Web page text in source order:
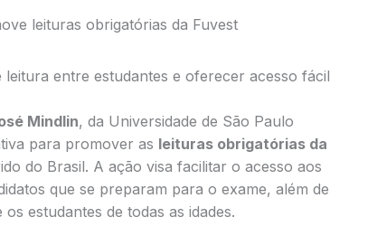
leituras obrigatórias da Fuvest
entre estudantes e oferecer acesso fácil
Mindlin, da Universidade de São Paulo
para promover as leituras obrigatórias da
do Brasil. A ação visa facilitar o acesso aos
que se preparam para o exame, além de
estudantes de todas as idades.